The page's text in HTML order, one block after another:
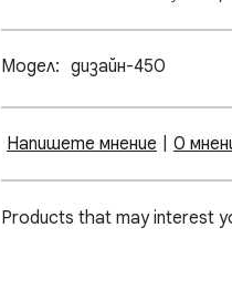
Модел: дизайн-450
Напишете мнение 0
Products that may interest